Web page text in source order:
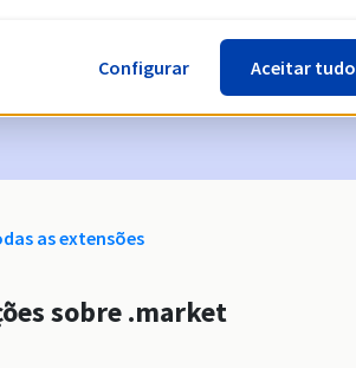
a eliminação do nome de domínio
as extensões
sobre .market
Configurar Aceitar tudo